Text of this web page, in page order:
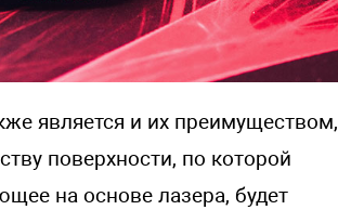
является и их преимуществом,
поверхности, по которой
на основе лазера, будет